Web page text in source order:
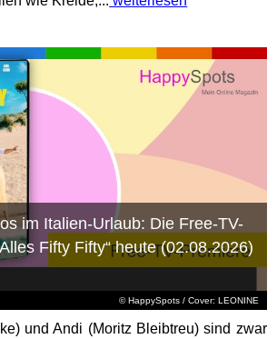
© HappySpots / Cover: LEONINE
im Italien-Urlaub: Die Free-TV-
Fifty Fifty“ heute (02.08.2026)
und Andi (Moritz Bleibtreu) sind zwar